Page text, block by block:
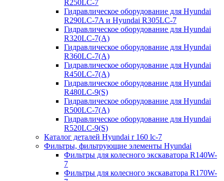
R250LC-7
Гидравлическое оборудование для Hyundai
R290LC-7A и Hyundai R305LC-7
Гидравлическое оборудование для Hyundai
R320LC-7(A)
Гидравлическое оборудование для Hyundai
R360LC-7(A)
Гидравлическое оборудование для Hyundai
R450LC-7(A)
Гидравлическое оборудование для Hyundai
R480LC-9(S)
Гидравлическое оборудование для Hyundai
R500LC-7(A)
Гидравлическое оборудование для Hyundai
R520LC-9(S)
Каталог деталей Hyundai r 160 lc-7
Фильтры, фильтрующие элементы Hyundai
Фильтры для колесного экскаватора R140W-
7
Фильтры для колесного экскаватора R170W-